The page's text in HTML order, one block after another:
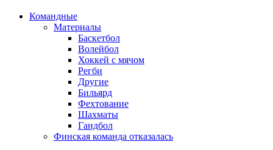
Командные
Материалы
Баскетбол
Волейбол
Хоккей с мячом
Регби
Другие
Бильярд
Фехтование
Шахматы
Гандбол
Финская команда отказалась